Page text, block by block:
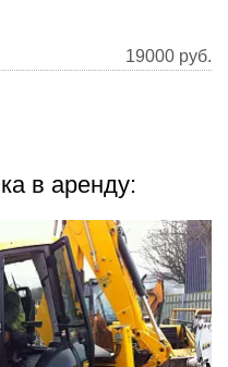
19000 руб.
в аренду: